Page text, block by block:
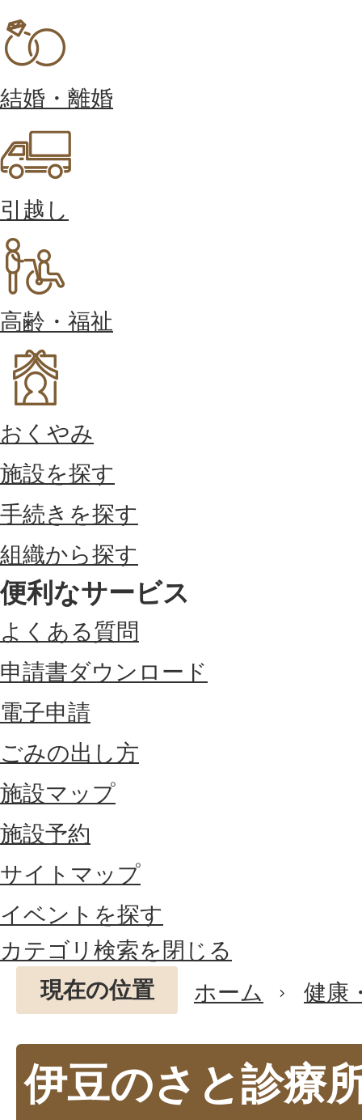
結婚・離婚
引越し
高齢・福祉
おくやみ
施設を探す
手続きを探す
組織から探す
便利なサービス
よくある質問
申請書ダウンロード
電子申請
ごみの出し方
施設マップ
施設予約
サイトマップ
イベントを探す
カテゴリ検索を閉じる
現在の位置
ホーム 健康
伊豆のさと診療